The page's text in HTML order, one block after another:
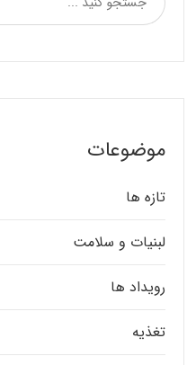
موضوعات
تازه ها
لبنیات و سلامت
رویداد ها
تغذیه